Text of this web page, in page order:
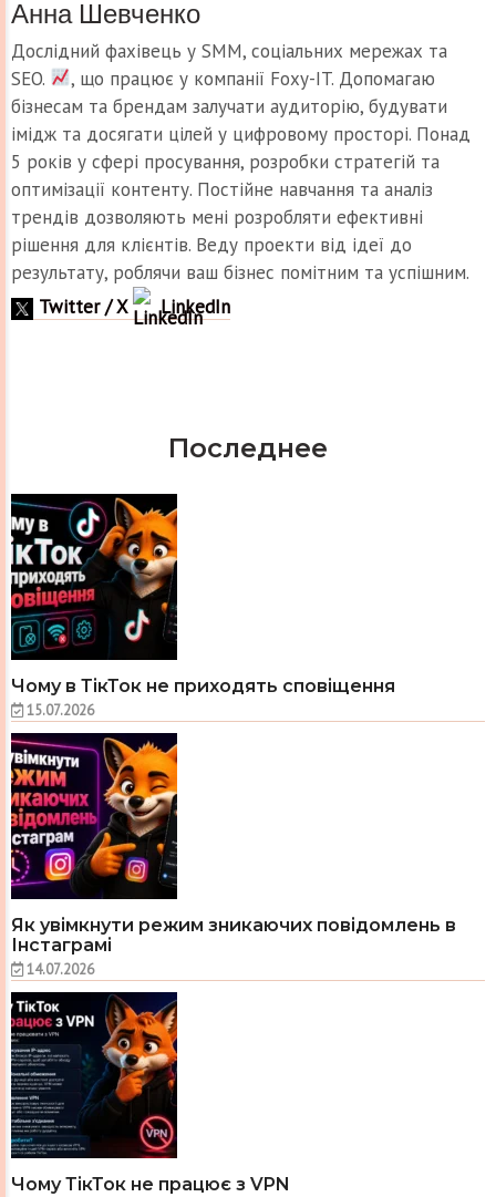
Анна Шевченко
Дослідний фахівець у SMM, соціальних мережах та
SEO.
, що працює у компанії Foxy-IT. Допомагаю
бізнесам та брендам залучати аудиторію, будувати
імідж та досягати цілей у цифровому просторі. Понад
5 років у сфері просування, розробки стратегій та
оптимізації контенту. Постійне навчання та аналіз
трендів дозволяють мені розробляти ефективні
рішення для клієнтів. Веду проекти від ідеї до
результату, роблячи ваш бізнес помітним та успішним.
Twitter / X
LinkedIn
Последнее
Чому в ТікТок не приходять сповіщення
15.07.2026
Як увімкнути режим зникаючих повідомлень в
Інстаграмі
14.07.2026
Чому ТікТок не працює з VPN